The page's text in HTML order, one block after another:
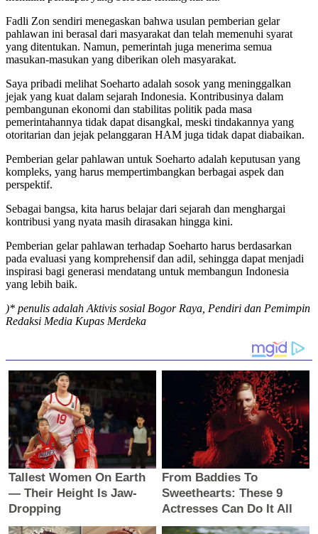
Fadli Zon sendiri menegaskan bahwa usulan pemberian gelar
pahlawan ini berasal dari masyarakat dan telah memenuhi syarat
yang ditentukan. Namun, pemerintah juga menerima semua
masukan-masukan yang diberikan oleh masyarakat.
Saya pribadi melihat Soeharto adalah sosok yang meninggalkan
jejak yang kuat dalam sejarah Indonesia. Kontribusinya dalam
pembangunan ekonomi dan stabilitas politik pada masa
pemerintahannya tidak dapat disangkal, meski tindakannya yang
otoritarian dan jejak pelanggaran HAM juga tidak dapat diabaikan.
Pemberian gelar pahlawan untuk Soeharto adalah keputusan yang
kompleks, yang harus mempertimbangkan berbagai aspek dan
perspektif.
Sebagai bangsa, kita harus belajar dari sejarah dan menghargai
kontribusi yang nyata masih dirasakan hingga kini.
Pemberian gelar pahlawan terhadap Soeharto harus berdasarkan
pada evaluasi yang komprehensif dan adil, sehingga dapat menjadi
inspirasi bagi generasi mendatang untuk membangun Indonesia
yang lebih baik.
)* penulis adalah Aktivis sosial Bogor Raya, Pendiri dan Pemimpin
Redaksi Media Kupas Merdeka